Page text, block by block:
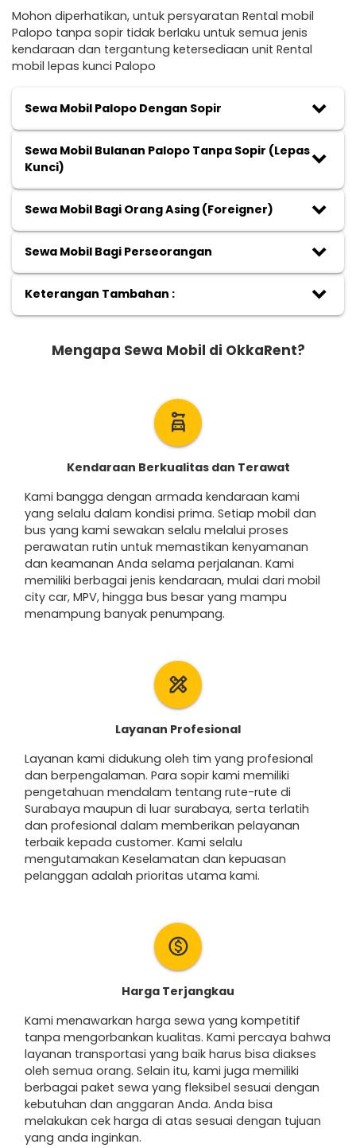
Mohon diperhatikan, untuk persyaratan Rental mobil
Palopo tanpa sopir tidak berlaku untuk semua jenis
kendaraan dan tergantung ketersediaan unit Rental
mobil lepas kunci Palopo
Sewa Mobil Palopo Dengan Sopir keyboard_arrow_down
Sewa Mobil Bulanan Palopo Tanpa Sopir (Lepas
Kunci)
keyboard_arrow_down
Sewa Mobil Bagi Orang Asing (Foreigner) keyboard_arrow_down
Sewa Mobil Bagi Perseorangan keyboard_arrow_down
Keterangan Tambahan : keyboard_arrow_down
Mengapa Sewa Mobil di OkkaRent?
car_rental
Kendaraan Berkualitas dan Terawat
Kami bangga dengan armada kendaraan kami
yang selalu dalam kondisi prima. Setiap mobil dan
bus yang kami sewakan selalu melalui proses
perawatan rutin untuk memastikan kenyamanan
dan keamanan Anda selama perjalanan. Kami
memiliki berbagai jenis kendaraan, mulai dari mobil
city car, MPV, hingga bus besar yang mampu
menampung banyak penumpang.
design_services
Layanan Profesional
Layanan kami didukung oleh tim yang profesional
dan berpengalaman. Para sopir kami memiliki
pengetahuan mendalam tentang rute-rute di
Surabaya maupun di luar surabaya, serta terlatih
dan profesional dalam memberikan pelayanan
terbaik kepada customer. Kami selalu
mengutamakan Keselamatan dan kepuasan
pelanggan adalah prioritas utama kami.
monetization_on
Harga Terjangkau
Kami menawarkan harga sewa yang kompetitif
tanpa mengorbankan kualitas. Kami percaya bahwa
layanan transportasi yang baik harus bisa diakses
oleh semua orang. Selain itu, kami juga memiliki
berbagai paket sewa yang fleksibel sesuai dengan
kebutuhan dan anggaran Anda. Anda bisa
melakukan cek harga di atas sesuai dengan tujuan
yang anda inginkan.